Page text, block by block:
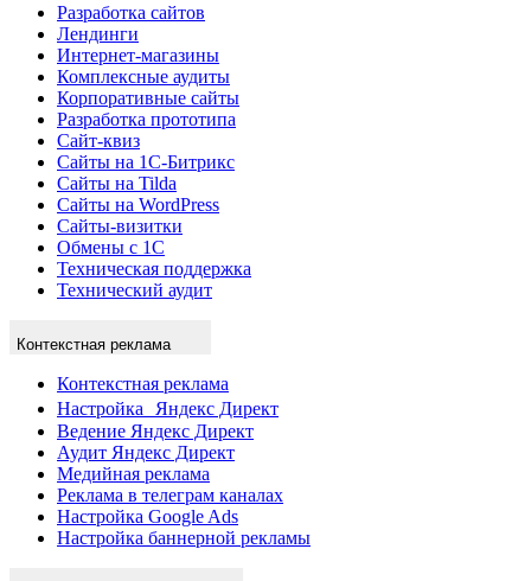
Разработка сайтов
Лендинги
Интернет-магазины
Комплексные аудиты
Корпоративные сайты
Разработка прототипа
Сайт-квиз
Сайты на 1С-Битрикс
Сайты на Tilda
Сайты на WordPress
Сайты-визитки
Обмены с 1С
Техническая поддержка
Технический аудит
Контекстная реклама
Контекстная реклама
Настройка Яндекс Директ
Ведение Яндекс Директ
Аудит Яндекс Директ
Медийная реклама
Реклама в телеграм каналах
Настройка Google Ads
Настройка баннерной рекламы